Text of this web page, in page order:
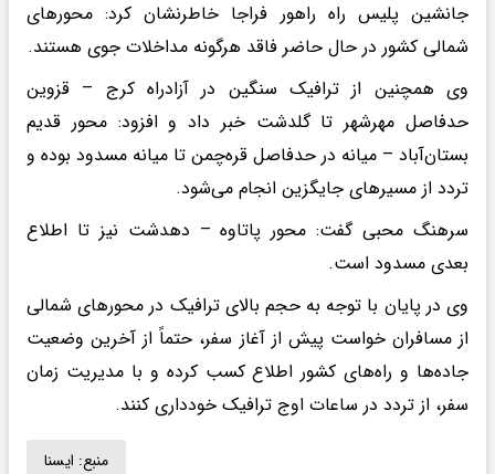
جانشین پلیس راه راهور فراجا خاطرنشان کرد: محورهای
شمالی کشور در حال حاضر فاقد هرگونه مداخلات جوی هستند.
وی همچنین از ترافیک سنگین در آزادراه کرج – قزوین
حدفاصل مهرشهر تا گلدشت خبر داد و افزود: محور قدیم
بستان‌آباد – میانه در حدفاصل قره‌چمن تا میانه مسدود بوده و
تردد از مسیرهای جایگزین انجام می‌شود.
سرهنگ محبی گفت: محور پاتاوه – دهدشت نیز تا اطلاع
بعدی مسدود است.
وی در پایان با توجه به حجم بالای ترافیک در محورهای شمالی
از مسافران خواست پیش از آغاز سفر، حتماً از آخرین وضعیت
جاده‌ها و راه‌های کشور اطلاع کسب کرده و با مدیریت زمان
سفر، از تردد در ساعات اوج ترافیک خودداری کنند.
منبع: ايسنا